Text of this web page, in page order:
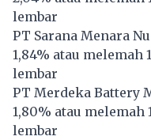
lembar
PT Sarana Menara
1,84% atau melemah
lembar
PT Merdeka Battery
1,80% atau melemah
lembar